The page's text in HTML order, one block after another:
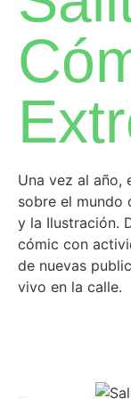
Una vez al año,
sobre el mundo
y la Ilustración.
cómic con
de nuevas
vivo en la calle.